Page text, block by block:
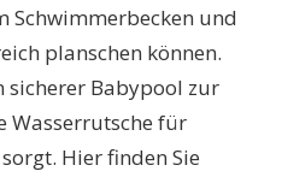
Schwimmerbecken und
planschen können.
sicherer Babypool zur
Wasserrutsche für
Hier finden Sie